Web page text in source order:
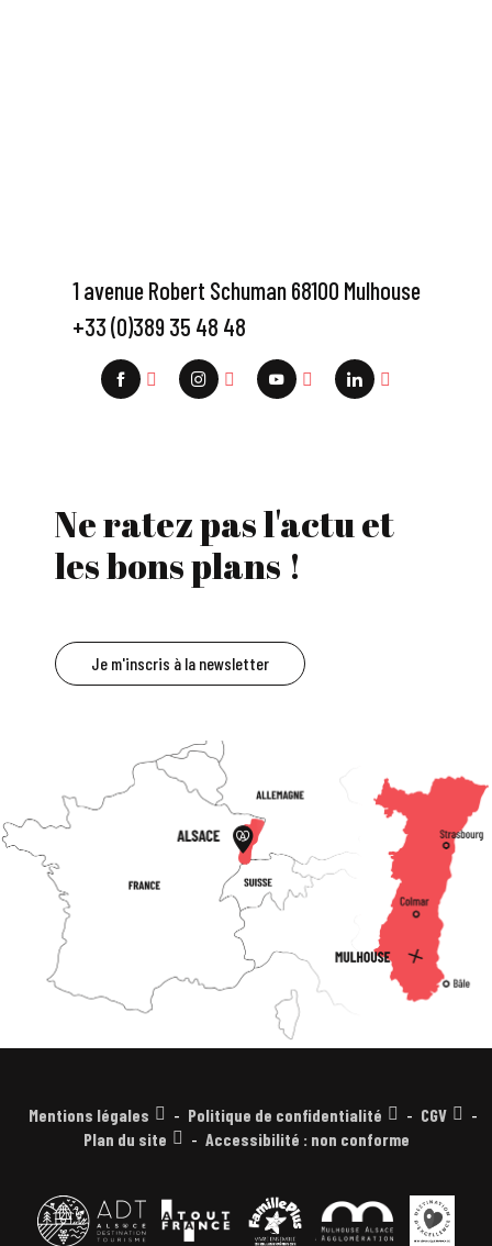
1 avenue Robert Schuman 68100 Mulhouse
+33 (0)389 35 48 48
Ne ratez pas l'actu et
les bons plans !
Je m'inscris à la newsletter
Mentions légales Politique de confidentialité
CGV
Plan du site
Accessibilité : non conforme